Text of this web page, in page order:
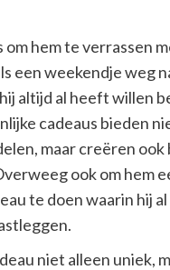
om hem te verrassen
een weekendje weg
altijd al heeft willen
cadeaus bieden
maar creëren ook
ook om hem
te doen waarin hij al
niet alleen uniek,